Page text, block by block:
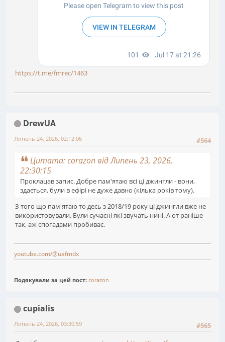
https://t.me/fmrec/1463
DrewUA
#564
Липень 24, 2026, 02:12:06
Цитата: corazon від Липень 23, 2026,
22:30:15
Проклацав запис. Добре пам'ятаю всі ці джингли - вони,
здається, були в ефірі не дуже давно (кілька років тому).
З того що пам'ятаю то десь з 2018/19 року ці джингли вже не
використовували. Були сучасні які звучать нині. А от раніше
так, аж спогадами пробиває.
youtube.com/@uafmdx
Подякували за цей пост: corazon
cupialis
#565
Липень 24, 2026, 03:30:59